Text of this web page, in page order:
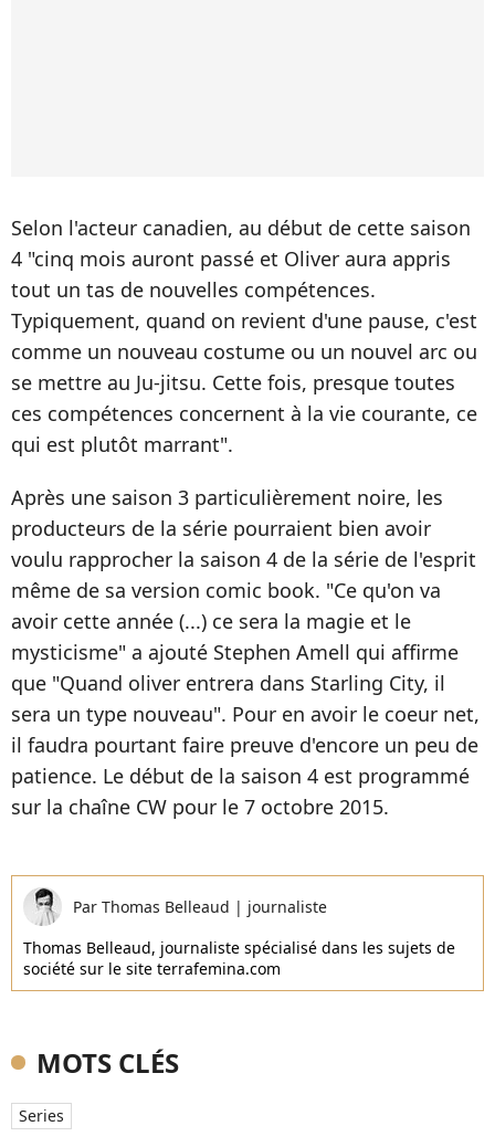
Selon l'acteur canadien, au début de cette saison
4 "cinq mois auront passé et Oliver aura appris
tout un tas de nouvelles compétences.
Typiquement, quand on revient d'une pause, c'est
comme un nouveau costume ou un nouvel arc ou
se mettre au Ju-jitsu. Cette fois, presque toutes
ces compétences concernent à la vie courante, ce
qui est plutôt marrant".
Après une saison 3 particulièrement noire, les
producteurs de la série pourraient bien avoir
voulu rapprocher la saison 4 de la série de l'esprit
même de sa version comic book. "Ce qu'on va
avoir cette année (...) ce sera la magie et le
mysticisme" a ajouté Stephen Amell qui affirme
que "Quand oliver entrera dans Starling City, il
sera un type nouveau". Pour en avoir le coeur net,
il faudra pourtant faire preuve d'encore un peu de
patience. Le début de la saison 4 est programmé
sur la chaîne CW pour le 7 octobre 2015.
Par Thomas Belleaud | journaliste
Thomas Belleaud, journaliste spécialisé dans les sujets de
société sur le site terrafemina.com
MOTS CLÉS
Series